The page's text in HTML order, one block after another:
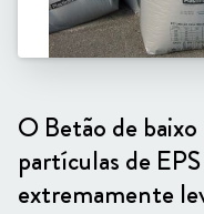
O Betão de
partículas de
extremamente